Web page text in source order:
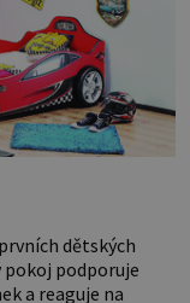
dětských
pokoj podporuje
a reaguje na